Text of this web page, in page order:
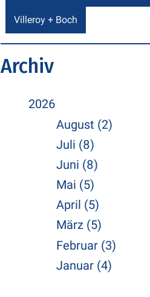
Villeroy + Boch
Archiv
2026
August (2)
Juli (8)
Juni (8)
Mai (5)
April (5)
März (5)
Februar (3)
Januar (4)